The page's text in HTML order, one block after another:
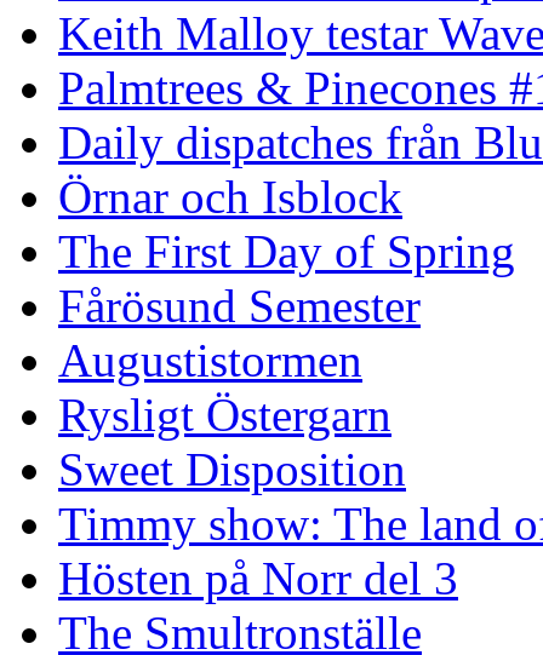
Keith Malloy testar
Palmtrees & Pinecones
Daily dispatches från
Örnar och Isblock
The First Day of Spring
Fårösund Semester
Augustistormen
Rysligt Östergarn
Sweet Disposition
Timmy show: The land
Hösten på Norr del 3
The Smultronställe